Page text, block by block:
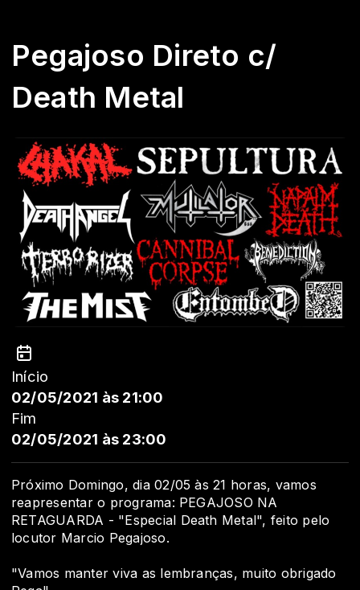
Pegajoso Direto c/
Death Metal
Início
02/05/2021 às 21:00
Fim
02/05/2021 às 23:00
Próximo Domingo, dia 02/05 às 21 horas, vamos
reapresentar o programa: PEGAJOSO NA
RETAGUARDA - "Especial Death Metal", feito pelo
locutor Marcio Pegajoso.
"Vamos manter viva as lembranças, muito obrigado